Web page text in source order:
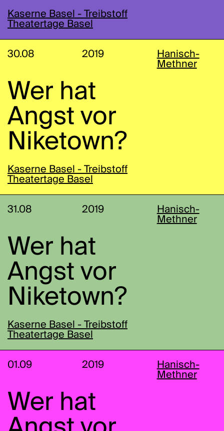
Kaserne Basel - Treibstoff
Theatertage Basel
30.08 2019
Hanisch-
Methner
Wer hat
Angst vor
Niketown?
Kaserne Basel - Treibstoff
Theatertage Basel
31.08 2019
Hanisch-
Methner
Wer hat
Angst vor
Niketown?
Kaserne Basel - Treibstoff
Theatertage Basel
01.09 2019
Hanisch-
Methner
Wer hat